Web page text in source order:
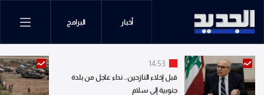
أخبار البرامج
14:53
قبل إخلاء النازحين.. نداء عاجل من بلدة
جنوبية إلى سلام